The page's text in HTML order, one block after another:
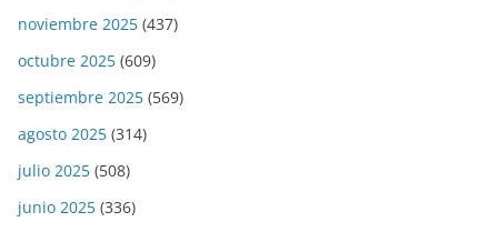
noviembre 2025 (437)
octubre 2025 (609)
septiembre 2025 (569)
agosto 2025 (314)
julio 2025 (508)
junio 2025 (336)